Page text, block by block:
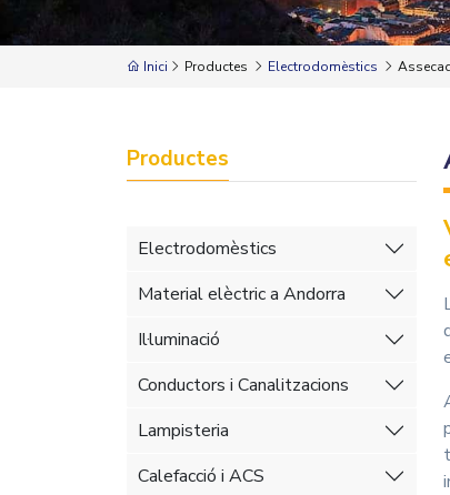
Inici Productes Electrodomèstics
Productes
Electrodomèstics
Material elèctric a Andorra
Il·luminació
Conductors i Canalitzacions
Lampisteria
Calefacció i ACS